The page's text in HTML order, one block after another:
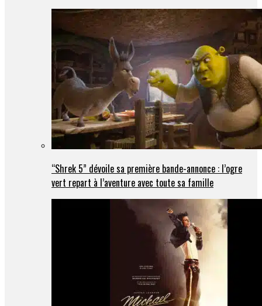
“Shrek 5” dévoile sa première bande-annonce : l’ogre
vert repart à l’aventure avec toute sa famille